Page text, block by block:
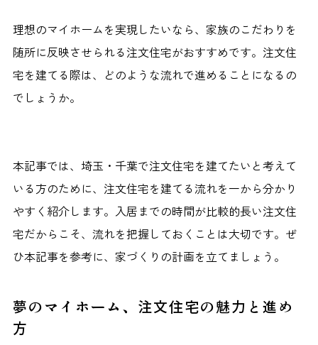
理想のマイホームを実現したいなら、家族のこだわりを
随所に反映させられる注文住宅がおすすめです。注文住
宅を建てる際は、どのような流れで進めることになるの
でしょうか。
本記事では、埼玉・千葉で注文住宅を建てたいと考えて
いる方のために、注文住宅を建てる流れを一から分かり
やすく紹介します。入居までの時間が比較的長い注文住
宅だからこそ、流れを把握しておくことは大切です。ぜ
ひ本記事を参考に、家づくりの計画を立てましょう。
夢のマイホーム、注文住宅の魅力と進め
方